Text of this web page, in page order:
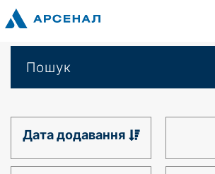
Пошук
Дата додавання